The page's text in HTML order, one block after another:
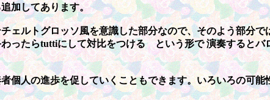
加してあります。
ェルトグロッソ風を意識した部分なので、そのよう部分で
ったらtuttiにして対比をつける という形で 演奏するとバ
個人の進歩を促していくこともできます。いろいろの可能